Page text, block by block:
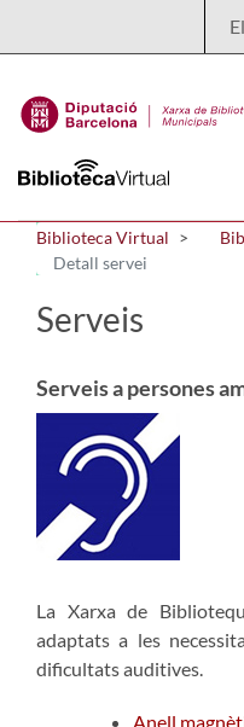
Biblioteca Virtual
Detall servei
Serveis
Serveis a persones
La Xarxa de
adaptats a les
dificultats auditives.
Anell